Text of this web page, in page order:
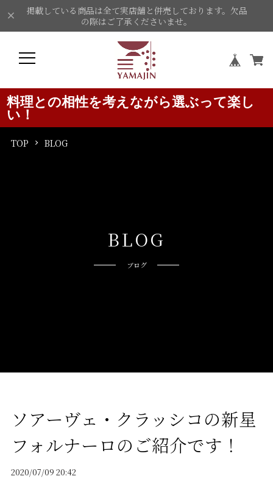
掲載している商品は全て実店舗と併売しております。欠品
の際はご了承くださいませ。
料理との相性を考えながら選ぶって楽し
い！
BLOG
ブログ
TOP BLOG
ソアーヴェ・クラッシコの新星
フォルナーロのご紹介です！
2020/07/09 20:42